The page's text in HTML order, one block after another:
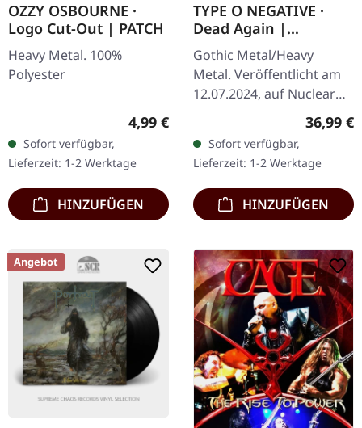
OZZY OSBOURNE ·
Logo Cut-Out | PATCH
Heavy Metal. 100%
Polyester
Regulärer Preis:
4,99 €
Sofort verfügbar,
Lieferzeit: 1-2 Werktage
HINZUFÜGEN
TYPE O NEGATIVE ·
Dead Again |
GREEN/WHITE/BLACK
SPLATTER 2LP
Gothic Metal/Heavy
Metal. Veröffentlicht am
12.07.2024, auf Nuclear
Blast Records. Grün-weiß-
schwarzes Doppel-Vinyl
im Gatefold-Cover. Type
O…
36,99 €
Sofort verfügbar,
Lieferzeit: 1-2 Werktage
HINZUFÜGEN
Angebot